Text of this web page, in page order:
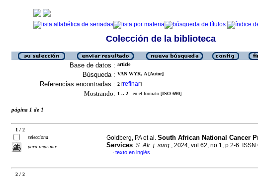
Colección de la biblioteca
Base de datos : article
Búsqueda : VAN WYK, A [Autor]
Referencias encontradas : 2 [refinar]
Mostrando: 1 .. 2 en el formato [ISO 690]
página 1 de 1
1 / 2
selecciona
para imprimir
Goldberg, PA et al. South African National Cancer
Services. S. Afr. j. surg., 2024, vol.62, no.1, p.2-6.
· texto en inglés
2 / 2